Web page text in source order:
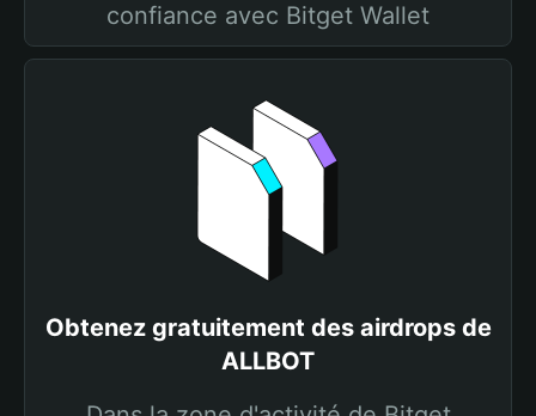
confiance avec Bitget Wallet
Obtenez gratuitement des airdrops de
ALLBOT